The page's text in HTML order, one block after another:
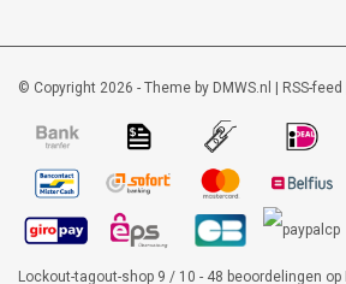
© Copyright 2026 - Theme by DMWS.nl RSS-feed
Lockout-tagout-shop 9 / 10 - 48 beoordelingen op